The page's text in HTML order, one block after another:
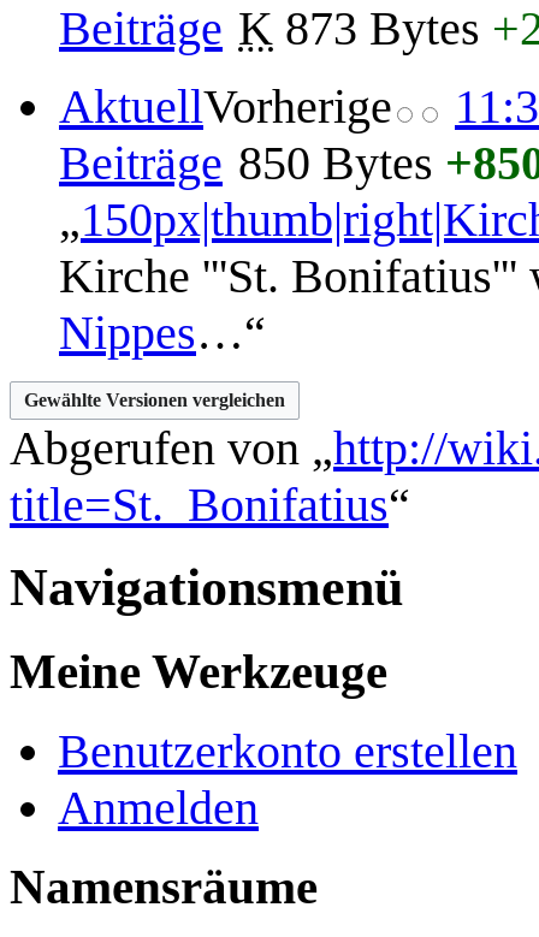
Beiträge K 873 Bytes
OktoberAktuellVorherige
Beiträge 850 Bytes
„
Kirche '''St. Bonifatius'''
Nippes…“
Abgerufen von „http://
title=St._Bonifatius“
Navigationsmenü
Meine Werkzeuge
Benutzerkonto erstellen
Anmelden
Namensräume